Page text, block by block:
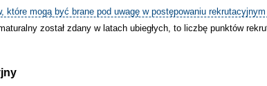
które mogą być brane pod uwagę w postępowaniu
został zdany w latach ubiegłych, to liczbę punktów